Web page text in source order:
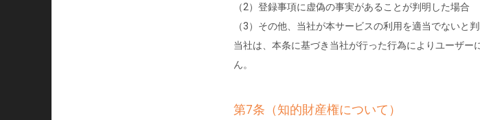
（2）登録事項に虚偽の事実があることが判明した場合
（3）その他、当社が本サービスの利用を適当でないと
当社は、本条に基づき当社が行った行為によりユーザ
ん。
第7条（知的財産権について）